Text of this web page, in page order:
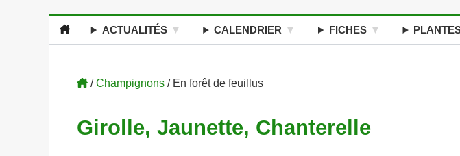
ACTUALITÉS CALENDRIER FICHES
/Champignons / En forêt de feuillus
Girolle, Jaunette, Chanterelle